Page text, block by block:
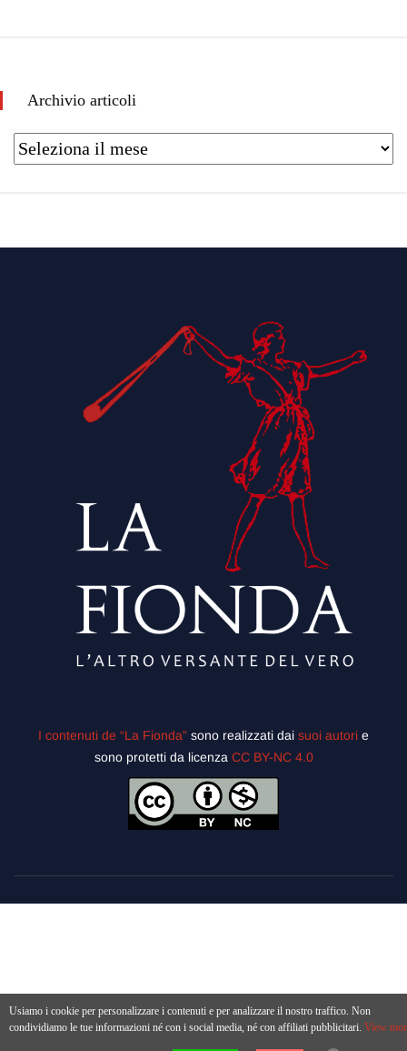
Archivio articoli
I contenuti de “La Fionda” sono realizzati dai suoi autori e
sono protetti da licenza CC BY-NC 4.0
Usiamo i cookie per personalizzare i contenuti e per analizzare il nostro traffico. Non
condividiamo le tue informazioni né con i social media, né con affiliati pubblicitari. View